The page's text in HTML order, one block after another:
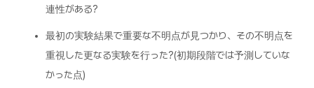
連性がある?
最初の実験結果で重要な不明点が見つかり、その不明点を
重視した更なる実験を行った?(初期段階では予測していな
かった点)